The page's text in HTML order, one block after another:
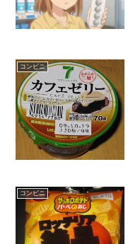
コンビニ
コンビニ